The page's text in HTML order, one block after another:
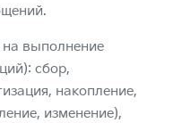
на выполнение
сбор,
накопление,
изменение),